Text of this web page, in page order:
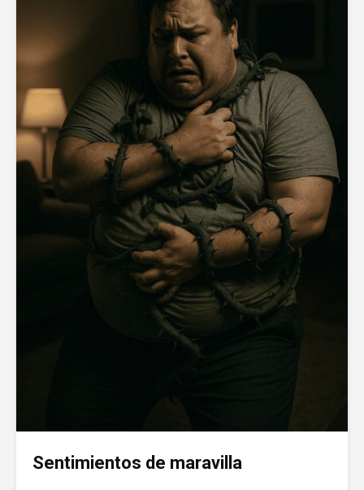
Sentimientos de maravilla